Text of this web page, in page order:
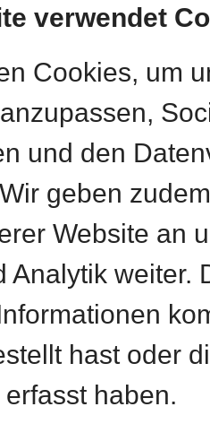
verwendet
Cookies, um
und den
geben
Website an
Analytik weiter.
hast oder
haben.